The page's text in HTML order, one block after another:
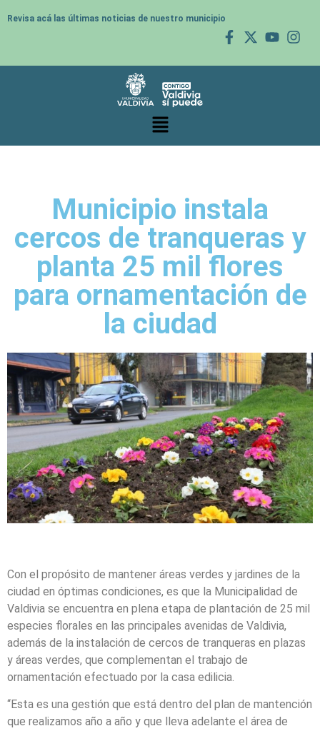
Revisa acá las últimas noticias de nuestro municipio
Municipio instala
cercos de tranqueras y
planta 25 mil flores
para ornamentación de
la ciudad
Con el propósito de mantener áreas verdes y jardines de la
ciudad en óptimas condiciones, es que la Municipalidad de
Valdivia se encuentra en plena etapa de plantación de 25 mil
especies florales en las principales avenidas de Valdivia,
además de la instalación de cercos de tranqueras en plazas
y áreas verdes, que complementan el trabajo de
ornamentación efectuado por la casa edilicia.
“Esta es una gestión que está dentro del plan de mantención
que realizamos año a año y que lleva adelante el área de